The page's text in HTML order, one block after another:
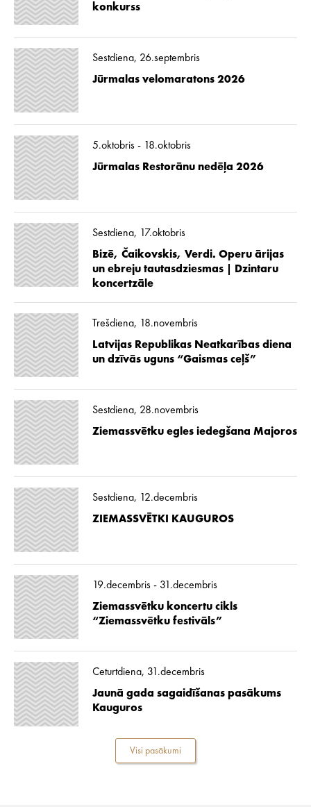
konkurss
Sestdiena, 26.septembris
Jūrmalas velomaratons 2026
5.oktobris - 18.oktobris
Jūrmalas Restorānu nedēļa 2026
Sestdiena, 17.oktobris
Bizē, Čaikovskis, Verdi. Operu ārijas
un ebreju tautasdziesmas | Dzintaru
koncertzāle
Trešdiena, 18.novembris
Latvijas Republikas Neatkarības diena
un dzīvās uguns “Gaismas ceļš”
Sestdiena, 28.novembris
Ziemassvētku egles iedegšana Majoros
Sestdiena, 12.decembris
ZIEMASSVĒTKI KAUGUROS
19.decembris - 31.decembris
Ziemassvētku koncertu cikls
“Ziemassvētku festivāls”
Ceturtdiena, 31.decembris
Jaunā gada sagaidīšanas pasākums
Kauguros
Visi pasākumi